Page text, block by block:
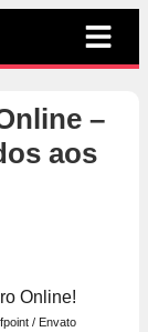
–
aos
/ Envato